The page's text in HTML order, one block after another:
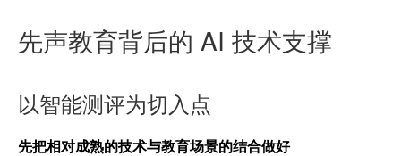
先声教育背后的 AI 技术支撑
以智能测评为切入点
先把相对成熟的技术与教育场景的结合做好